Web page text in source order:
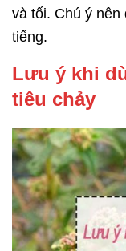
và tối. Chú ý nên
tiếng.
Lưu ý khi
tiêu chảy